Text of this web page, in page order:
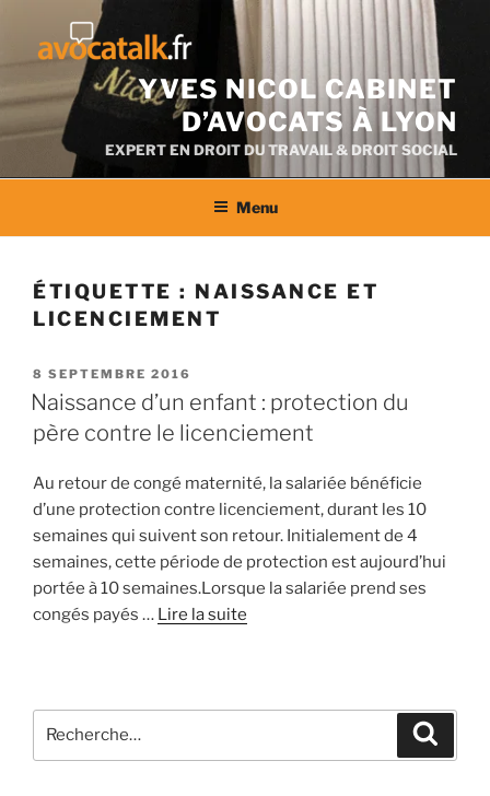
contenu
YVES NICOL CABINET
D’AVOCATS À LYON
EXPERT EN DROIT DU TRAVAIL & DROIT SOCIAL
Menu
ÉTIQUETTE : NAISSANCE ET
LICENCIEMENT
PUBLIÉ
LE
8 SEPTEMBRE 2016
Naissance d’un enfant : protection du
père contre le licenciement
Au retour de congé maternité, la salariée bénéficie
d’une protection contre licenciement, durant les 10
semaines qui suivent son retour. Initialement de 4
semaines, cette période de protection est aujourd’hui
portée à 10 semaines.Lorsque la salariée prend ses
congés payés … Lire la suite